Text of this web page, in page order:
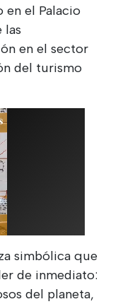
en el Palacio
las
en el sector
del turismo
simbólica que
de inmediato:
del planeta,